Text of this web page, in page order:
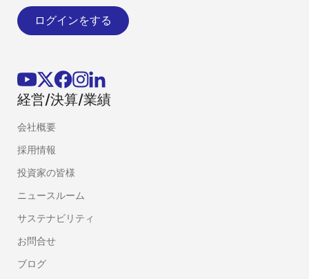
ログインをする
経営/決算/業績
会社概要
採用情報
投資家の皆様
ニュースルーム
サステナビリティ
お問合せ
ブログ